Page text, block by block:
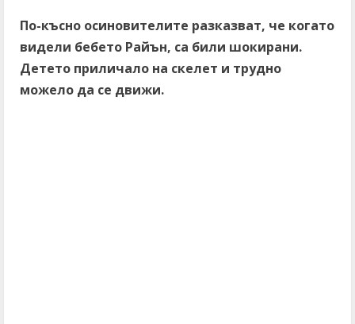
По-късно осиновителите разказват, че когато
видели бебето Райън, са били шокирани.
Детето приличало на скелет и трудно
можело да се движи.